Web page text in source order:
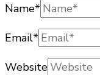
Name*
Email*
Website